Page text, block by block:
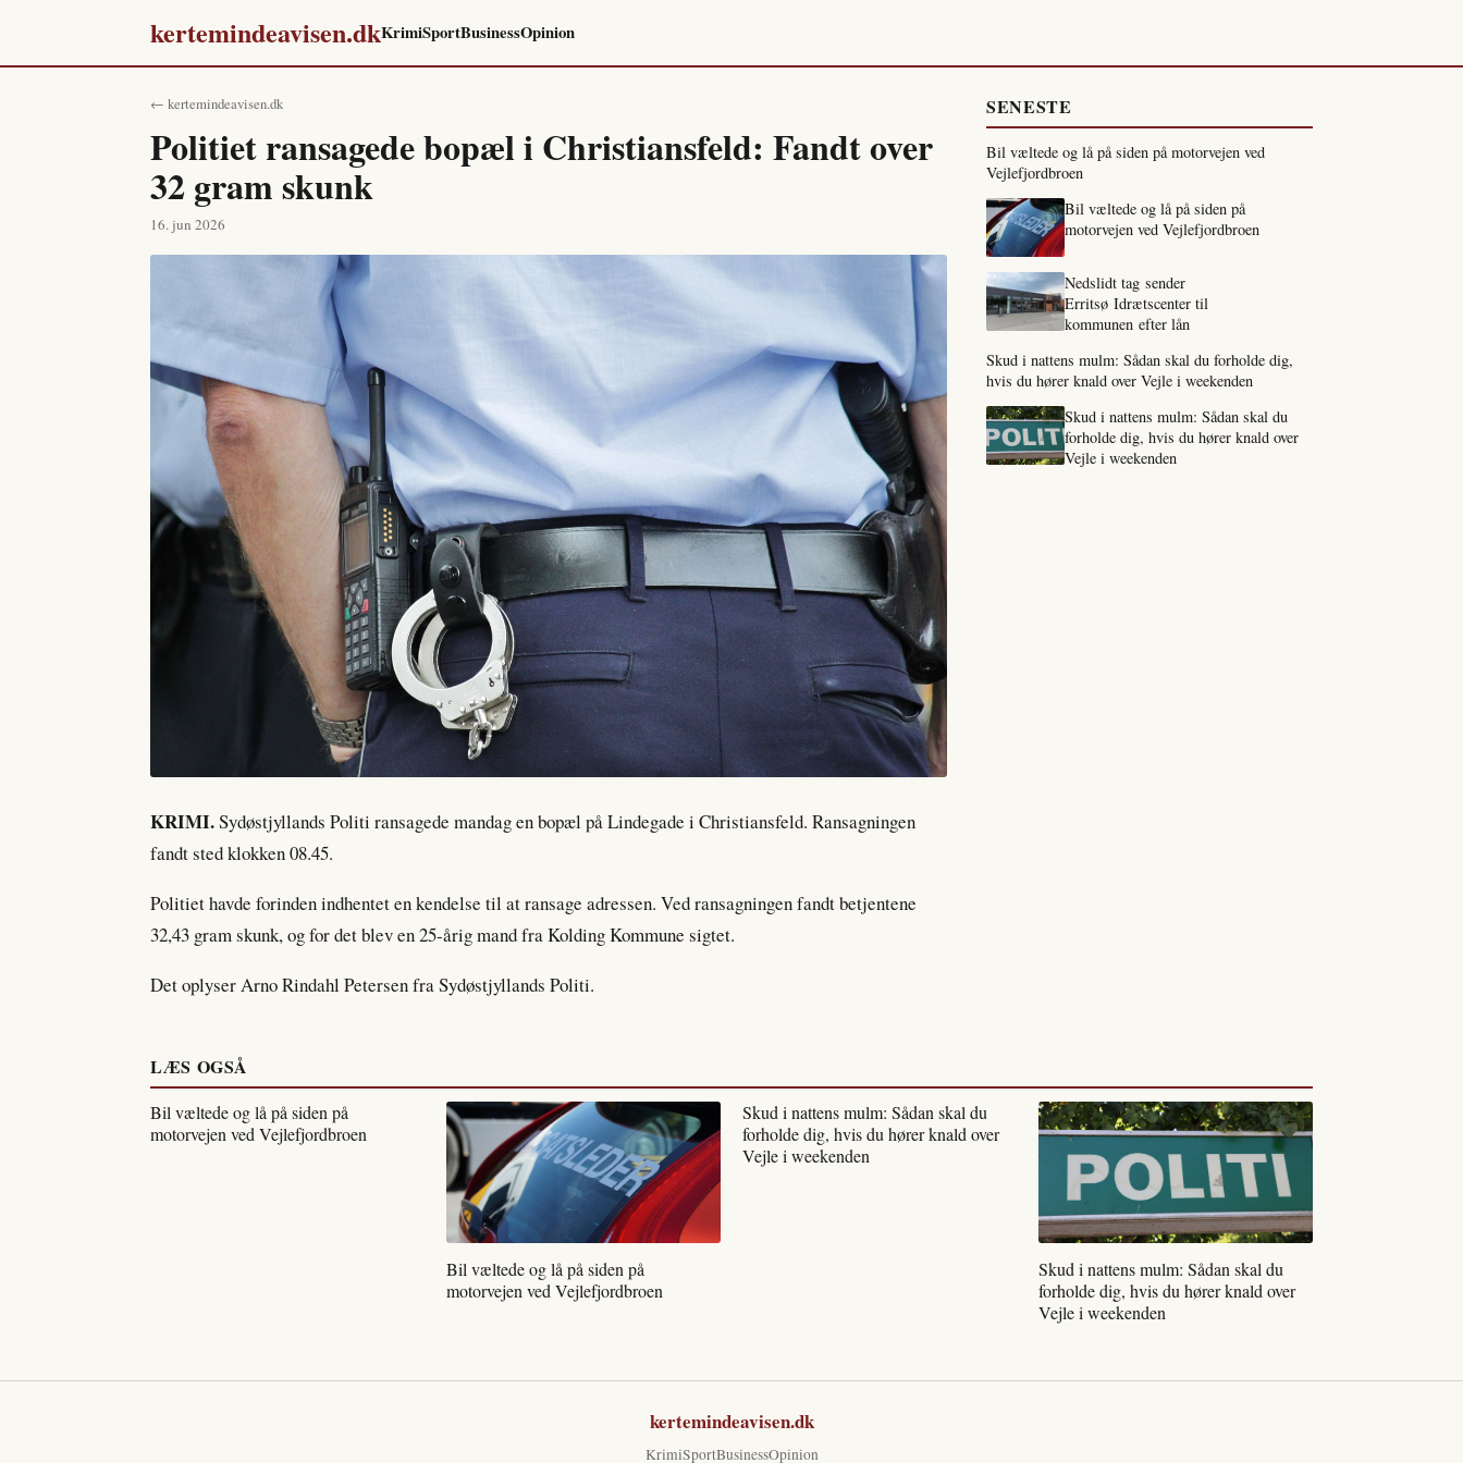
kertemindeavisen.dkKrimiSportBusinessOpinion
← kertemindeavisen.dk
Politiet ransagede bopæl i Christiansfeld: Fandt over
32 gram skunk
16. jun 2026
KRIMI.Sydøstjyllands Politi ransagede mandag en bopæl på Lindegade i Christiansfeld. Ransagningen
fandt sted klokken 08.45.
Politiet havde forinden indhentet en kendelse til at ransage adressen. Ved ransagningen fandt betjentene
32,43 gram skunk, og for det blev en 25-årig mand fra Kolding Kommune sigtet.
Det oplyser Arno Rindahl Petersen fra Sydøstjyllands Politi.
SENESTE
Bil væltede og lå på siden på motorvejen ved
Vejlefjordbroen
Bil væltede og lå på siden på
motorvejen ved Vejlefjordbroen
Nedslidt tag sender
Erritsø Idrætscenter til
kommunen efter lån
Skud i nattens mulm: Sådan skal du forholde dig,
hvis du hører knald over Vejle i weekenden
Skud i nattens mulm: Sådan skal du
forholde dig, hvis du hører knald over
Vejle i weekenden
LÆS OGSÅ
Bil væltede og lå på siden på
motorvejen ved Vejlefjordbroen
Bil væltede og lå på siden på
motorvejen ved Vejlefjordbroen
Skud i nattens mulm: Sådan skal du
forholde dig, hvis du hører knald over
Vejle i weekenden
Skud i nattens mulm: Sådan skal du
forholde dig, hvis du hører knald over
Vejle i weekenden
kertemindeavisen.dk
KrimiSportBusinessOpinion